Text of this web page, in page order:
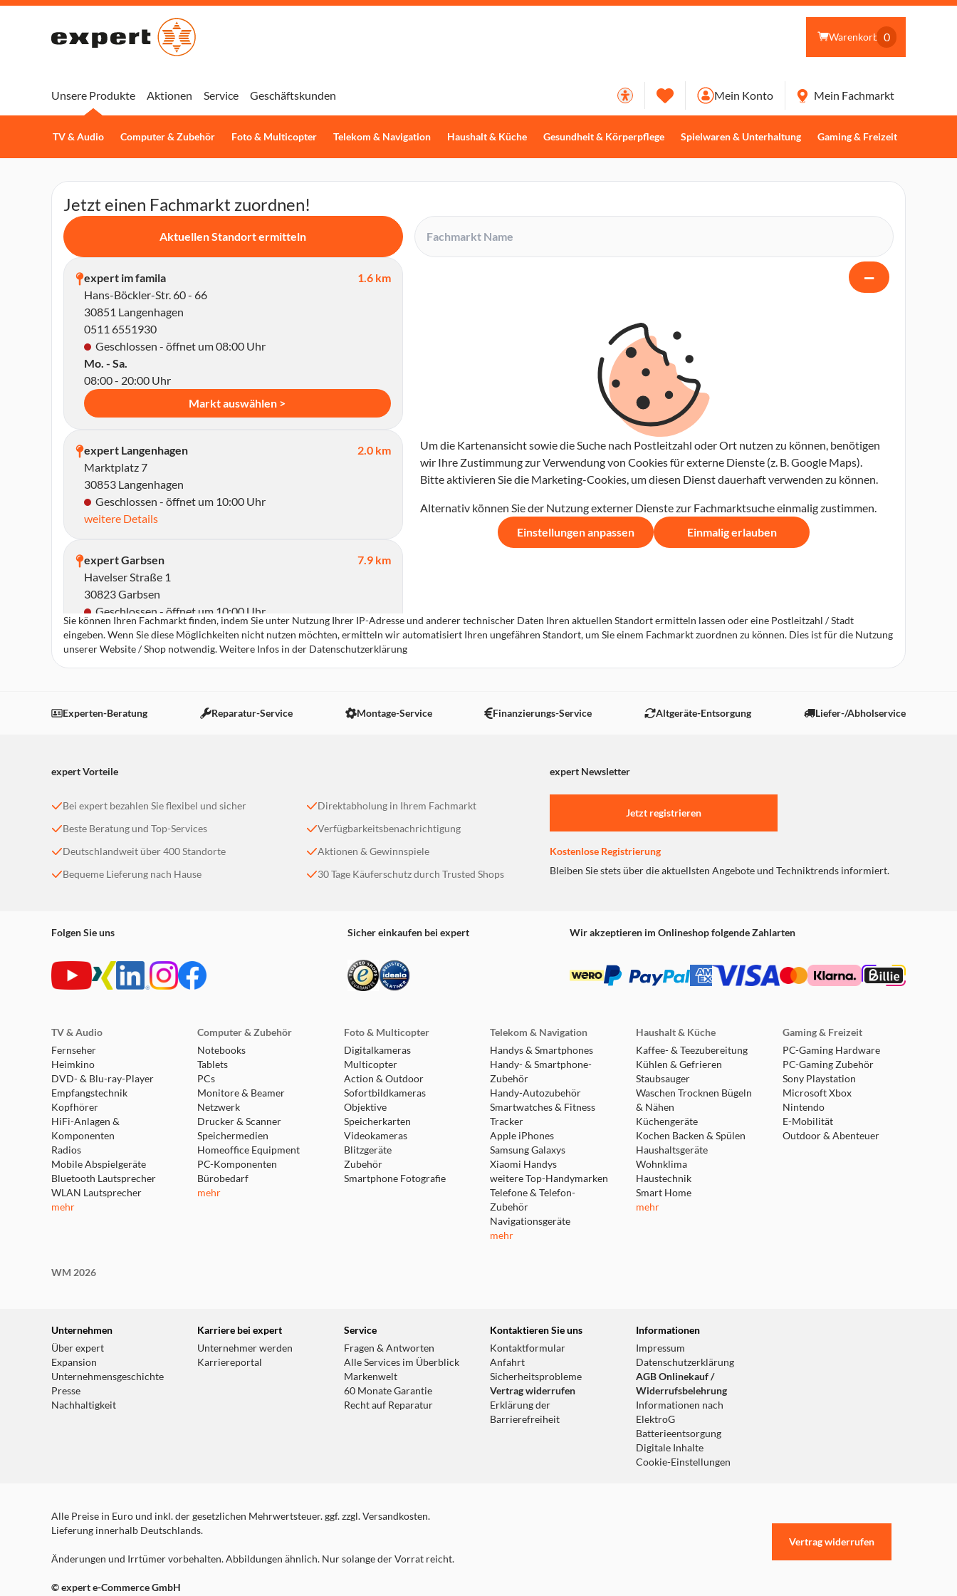
Warenkorb 0
Unsere Produkte
TV & Audio Computer & Zubehör Foto & Multicopter Telekom & Navigation Haushalt & Küche Gesundheit & Körperpflege Spielwaren & Unterhaltung Gaming & Freizeit
Aktionen Service Geschäftskunden Mein Konto Mein Fachmarkt
Jetzt einen Fachmarkt zuordnen!
Aktuellen Standort ermitteln
expert im famila
1.6 km
Hans-Böckler-Str. 60 - 66
30851 Langenhagen
0511 6551930
Geschlossen - öffnet um 08:00 Uhr
Mo. - Sa.
08:00 - 20:00 Uhr
Markt auswählen >
expert Langenhagen
2.0 km
Marktplatz 7
30853 Langenhagen
Geschlossen - öffnet um 10:00 Uhr
weitere Details
expert Garbsen
7.9 km
Havelser Straße 1
30823 Garbsen
Geschlossen - öffnet um 10:00 Uhr
weitere Details
expert Laatzen
16.7 km
Geschlossen - öffnet um 10:00 Uhr
expert Neustadt
31535 Neustadt a. Rbge.
Geschlossen - öffnet um 09:30 Uhr
weitere Details
Geschlossen - öffnet um 09:30 Uhr
31303 Burgdorf
Geschlossen - öffnet um 09:30 Uhr
weitere Details
expert Lehrte
19.8 km
Parkstraße 30
31275 Lehrte
Geschlossen - öffnet um 09:30 Uhr
weitere Details
Geschlossen - öffnet um 09:30 Uhr
expert Celle
33.7 km
Zur Hasselklink 3-5
29229 Celle
Geschlossen - öffnet um 09:30 Uhr
−
Um die Kartenansicht sowie die Suche nach Postleitzahl oder Ort nutzen zu können, benötigen
wir Ihre Zustimmung zur Verwendung von Cookies für externe Dienste (z. B. Google Maps).
Bitte aktivieren Sie die Marketing-Cookies, um diesen Dienst dauerhaft verwenden zu können.
Alternativ können Sie der Nutzung externer Dienste zur Fachmarktsuche einmalig zustimmen.
Einstellungen anpassen
Einmalig erlauben
Sie können Ihren Fachmarkt finden, indem Sie unter Nutzung Ihrer IP-Adresse und anderer technischer Daten Ihren aktuellen Standort ermitteln lassen oder eine Postleitzahl / Stadt
eingeben. Wenn Sie diese Möglichkeiten nicht nutzen möchten, ermitteln wir automatisiert Ihren ungefähren Standort, um Sie einem Fachmarkt zuordnen zu können. Dies ist für die Nutzung
unserer Website / Shop notwendig. Weitere Infos in der Datenschutzerklärung
Experten-Beratung Reparatur-Service Montage-Service Finanzierungs-Service Altgeräte-Entsorgung Liefer-/Abholservice
expert Vorteile expert Newsletter
Bei expert bezahlen Sie flexibel und sicher
Beste Beratung und Top-Services
Deutschlandweit über 400 Standorte
Bequeme Lieferung nach Hause
Direktabholung in Ihrem Fachmarkt
Verfügbarkeitsbenachrichtigung
Aktionen & Gewinnspiele
30 Tage Käuferschutz durch Trusted Shops
Jetzt registrieren
Kostenlose Registrierung
Bleiben Sie stets über die aktuellsten Angebote und Techniktrends informiert.
Folgen Sie uns Sicher einkaufen bei expert Wir akzeptieren im Onlineshop folgende Zahlarten
TV & Audio
Fernseher
Heimkino
DVD- & Blu-ray-Player
Empfangstechnik
Kopfhörer
HiFi-Anlagen &
Komponenten
Radios
Mobile Abspielgeräte
Bluetooth Lautsprecher
WLAN Lautsprecher
mehr
Computer & Zubehör
Notebooks
Tablets
PCs
Monitore & Beamer
Netzwerk
Drucker & Scanner
Speichermedien
Homeoffice Equipment
PC-Komponenten
Bürobedarf
mehr
Foto & Multicopter
Digitalkameras
Multicopter
Action & Outdoor
Sofortbildkameras
Objektive
Speicherkarten
Videokameras
Blitzgeräte
Zubehör
Smartphone Fotografie
Telekom & Navigation
Handys & Smartphones
Handy- & Smartphone-
Zubehör
Handy-Autozubehör
Smartwatches & Fitness
Tracker
Apple iPhones
Samsung Galaxys
Xiaomi Handys
weitere Top-Handymarken
Telefone & Telefon-
Zubehör
Navigationsgeräte
mehr
Haushalt & Küche
Kaffee- & Teezubereitung
Kühlen & Gefrieren
Staubsauger
Waschen Trocknen Bügeln
& Nähen
Küchengeräte
Kochen Backen & Spülen
Haushaltsgeräte
Wohnklima
Haustechnik
Smart Home
mehr
Gaming & Freizeit
PC-Gaming Hardware
PC-Gaming Zubehör
Sony Playstation
Microsoft Xbox
Nintendo
E-Mobilität
Outdoor & Abenteuer
WM 2026
Unternehmen
Über expert
Expansion
Unternehmensgeschichte
Presse
Nachhaltigkeit
Karriere bei expert
Unternehmer werden
Karriereportal
Service
Fragen & Antworten
Alle Services im Überblick
Markenwelt
60 Monate Garantie
Recht auf Reparatur
Kontaktieren Sie uns
Kontaktformular
Anfahrt
Sicherheitsprobleme
Vertrag widerrufen
Erklärung der
Barrierefreiheit
Informationen
Impressum
Datenschutzerklärung
AGB Onlinekauf /
Widerrufsbelehrung
Informationen nach
ElektroG
Batterieentsorgung
Digitale Inhalte
Cookie-Einstellungen
Alle Preise in Euro und inkl. der gesetzlichen Mehrwertsteuer. ggf. zzgl. Versandkosten.
Lieferung innerhalb Deutschlands.
Änderungen und Irrtümer vorbehalten. Abbildungen ähnlich. Nur solange der Vorrat reicht.
© expert e-Commerce GmbH
Vertrag widerrufen